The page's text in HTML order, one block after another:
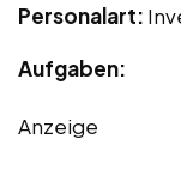
Personalart:
Aufgaben:
Anzeige